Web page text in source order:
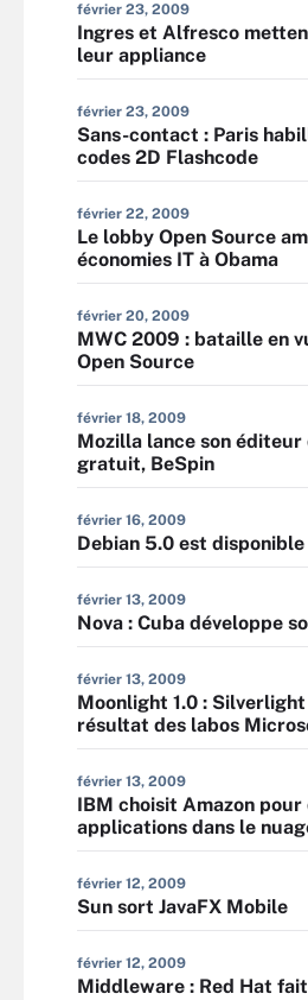
février 23, 2009
Ingres et Alfresco
leur appliance
février 23, 2009
Sans-contact : Paris
codes 2D Flashcode
février 22, 2009
Le lobby Open Source
économies IT à Obama
février 20, 2009
MWC 2009 : bataille en
Open Source
février 18, 2009
Mozilla lance son éditeur
gratuit, BeSpin
février 16, 2009
Debian 5.0 est disponible
février 13, 2009
Nova : Cuba développe
février 13, 2009
Moonlight 1.0 :
résultat des labos
février 13, 2009
IBM choisit Amazon
applications dans le
février 12, 2009
Sun sort JavaFX Mobile
février 12, 2009
Middleware : Red Hat